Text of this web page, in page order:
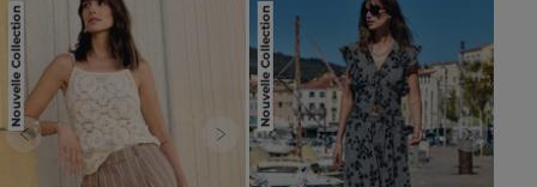
Nouvelle Collection
Previous Next
Nouvelle Collection
Previous Next